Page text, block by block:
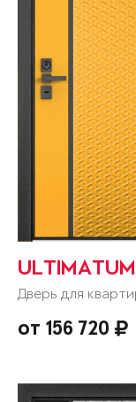
Дверь для
от 156 720